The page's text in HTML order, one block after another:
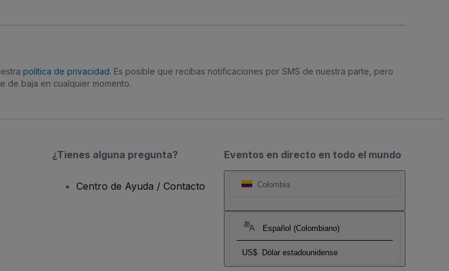
política de privacidad. Es posible que recibas notificaciones por SMS de nuestra parte, pero
de baja en cualquier momento.
Eventos en directo en todo el mundo
Colombia
Español (Colombiano)
US$ Dólar estadounidense
¿Tienes alguna pregunta?
Centro de Ayuda / Contacto